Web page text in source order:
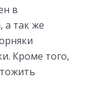
в
а так же
Кроме того,